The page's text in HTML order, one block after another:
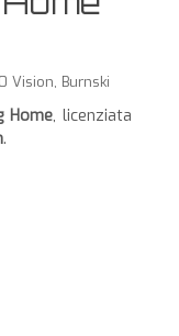
Vision, Burnski
Home, licenziata
.